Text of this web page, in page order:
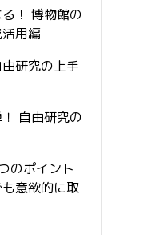
！ 博物館の
用編
研究の上手
自由研究の
のポイント
意欲的に取